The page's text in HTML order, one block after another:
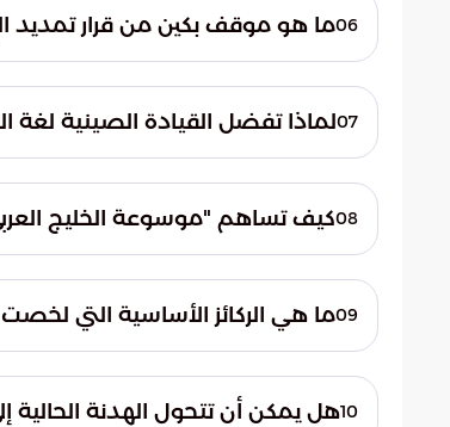
نتائج ملموسة. ويسعى هذا التوجه
يضمن التوصل إلى حلول جذرية
06ما هو موقف بكين من قرار تمديد
شاملة. وتؤمن القيادة الصينية أن
جديدة للتعاون السياسي الذي
07لماذا تفضل القيادة الصينية لغة
الكارثية للمواجهات المباشرة.
والمادية التي تنتج عادة عن
08كيف تساهم "موسوعة الخليج
السلم والأمن. وتعكس هذه الإشارة
دورها كشريك دولي يسعى لتحقيق
09ما هي الركائز الأساسية التي لخصت
بالمواثيق الدولية لتفادي الحروب.10هل يمكن أن تتحول الهدنة